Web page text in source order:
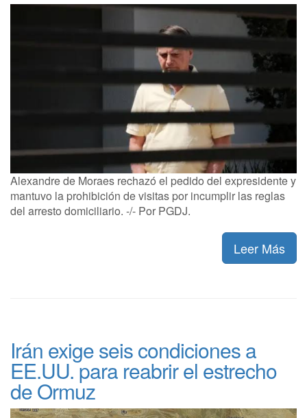
Alexandre de Moraes rechazó el pedido del expresidente y
mantuvo la prohibición de visitas por incumplir las reglas
del arresto domiciliario. -/- Por PGDJ.
Leer Más
Irán exige seis condiciones a
EE.UU. para reabrir el estrecho
de Ormuz